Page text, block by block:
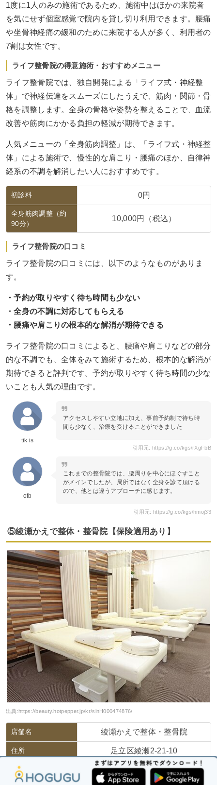
1度に1人のみの施術であるため、施術中はほかの来院者
を気にせず個室感覚で院内を貸し切り利用できます。腰痛
や坐骨神経痛の緩和のために来院する人が多く、利用者の
7割は女性です。
ライフ整骨院の得意施術・おすすめメニュー
ライフ整骨院では、独自開発による「ライフ式・神経整
体」で神経伝達をスムーズにしたうえで、筋肉・関節・骨
格を調整します。全身の骨格や姿勢を整えることで、血流
改善や筋肉にかかる負担の軽減が期待できます。
人気メニューの「全身筋肉調整」は、「ライフ式・神経整
体」による施術で、慢性的な肩こり・腰痛のほか、自律神
経系の不調を解消したい人におすすめです。
初診料 0円
全身筋肉調整（約
90分）
10,000円（税込）
ライフ整骨院の口コミ
ライフ整骨院の口コミには、以下のようなものがありま
す。
・予約が取りやすく待ち時間も少ない
・全身の不調に対応してもらえる
・腰痛や肩こりの根本的な解消が期待できる
ライフ整骨院の口コミによると、腰痛や肩こりなどの部分
的な不調でも、全体をみて施術するため、根本的な解消が
期待できると評判です。予約が取りやすく待ち時間の少な
いことも人気の理由です。
tik is
アクセスしやすい立地に加え、事前予約制で待ち時
間も少なく、治療を受けることができました
引用元: https://g.co/kgs/rXgFbB
otb
これまでの整骨院では、腰周りを中心にほぐすこと
がメインでしたが、局所ではなく全身を診て頂ける
ので、他とは違うアプローチに感じます。
引用元: https://g.co/kgs/hmoj33
⑤綾瀬かえで整体・整骨院【保険適用あり】
出典:https://beauty.hotpepper.jp/kr/slnH000474876/
店舗名 綾瀬かえで整体・整骨院
住所 足立区綾瀬2-21-10
アクセス 綾瀬駅から徒歩4分